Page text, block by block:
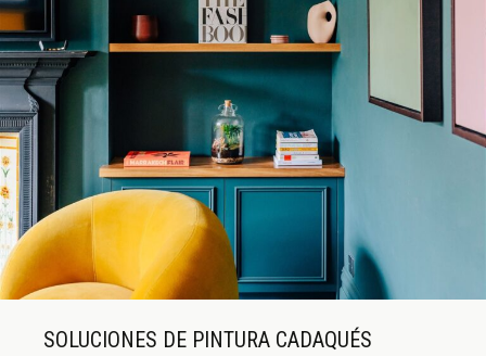
SOLUCIONES DE PINTURA CADAQUÉS